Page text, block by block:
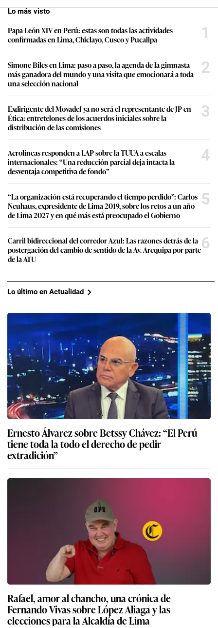
Lo más visto
Papa León XIV en Perú: estas son todas las actividades
confirmadas en Lima, Chiclayo, Cusco y Pucallpa
1
Simone Biles en Lima: paso a paso, la agenda de la gimnasta
más ganadora del mundo y una visita que emocionará a toda
una selección nacional
2
Exdirigente del Movadef ya no será el representante de JP en
Ética: entretelones de los acuerdos iniciales sobre la
distribución de las comisiones
3
Aerolíneas responden a LAP sobre la TUUA a escalas
internacionales: “Una reducción parcial deja intacta la
desventaja competitiva de fondo”
4
“La organización está recuperando el tiempo perdido”: Carlos
Neuhaus, expresidente de Lima 2019, sobre los retos a un año
de Lima 2027 y en qué más está preocupado el Gobierno
5
Carril bidireccional del corredor Azul: Las razones detrás de la
postergación del cambio de sentido de la Av. Arequipa por parte
de la ATU
6
Lo último en Actualidad
Ernesto Álvarez sobre Betssy Chávez: “El Perú
tiene toda la todo el derecho de pedir
extradición”
Rafael, amor al chancho, una crónica de
Fernando Vivas sobre López Aliaga y las
elecciones para la Alcaldía de Lima